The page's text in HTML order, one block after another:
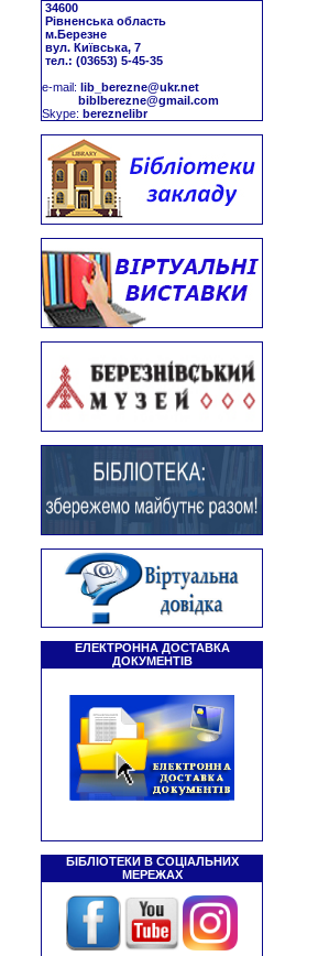
34600
Рівненська область
м.Березне
вул. Київська, 7
тел.: (03653) 5-45-35
е-mail: lib_berezne@ukr.net
biblberezne@gmail.com
Skype: bereznelibr
ЕЛЕКТРОННА ДОСТАВКА
ДОКУМЕНТІВ
БІБЛІОТЕКИ В СОЦІАЛЬНИХ
МЕРЕЖАХ